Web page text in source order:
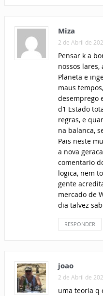
Miza
2 de Abril de
Pensar k a
nossos lares,
Planeta e
maus
desemprego
d1 Estado
regras, e
na balanca,
Pais neste
a nova
comentario
logica, nem
gente
mercado de
dia talvez
RESPONDER
joao
2 de Abril de
uma teoria q